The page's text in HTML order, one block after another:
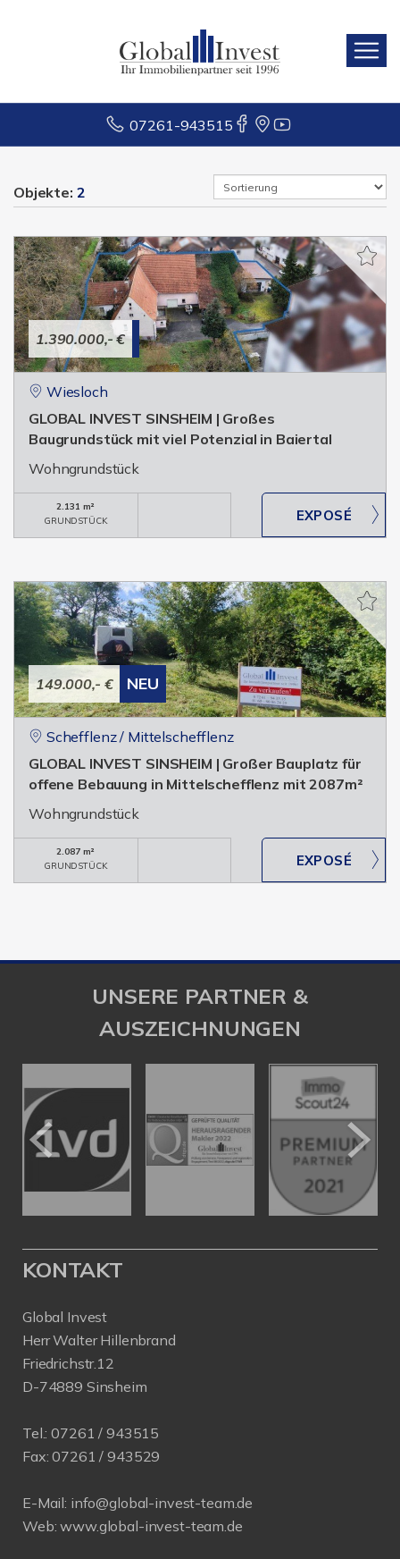
07261-943515
Objekte: 2
1.390.000,- €
Wiesloch
GLOBAL INVEST SINSHEIM | Großes
Baugrundstück mit viel Potenzial in Baiertal
Wohngrundstück
2.131 m²
GRUNDSTÜCK
149.000,- € NEU
Schefflenz / Mittelschefflenz
GLOBAL INVEST SINSHEIM | Großer Bauplatz für
offene Bebauung in Mittelschefflenz mit 2087m²
Wohngrundstück
2.087 m²
GRUNDSTÜCK
UNSERE PARTNER &
AUSZEICHNUNGEN
KONTAKT
Global Invest
Herr Walter Hillenbrand
Friedrichstr.12
D-74889 Sinsheim
Tel.:07261 / 943515
Fax: 07261 / 943529
E-Mail: info@global-invest-team.de
Web:www.global-invest-team.de